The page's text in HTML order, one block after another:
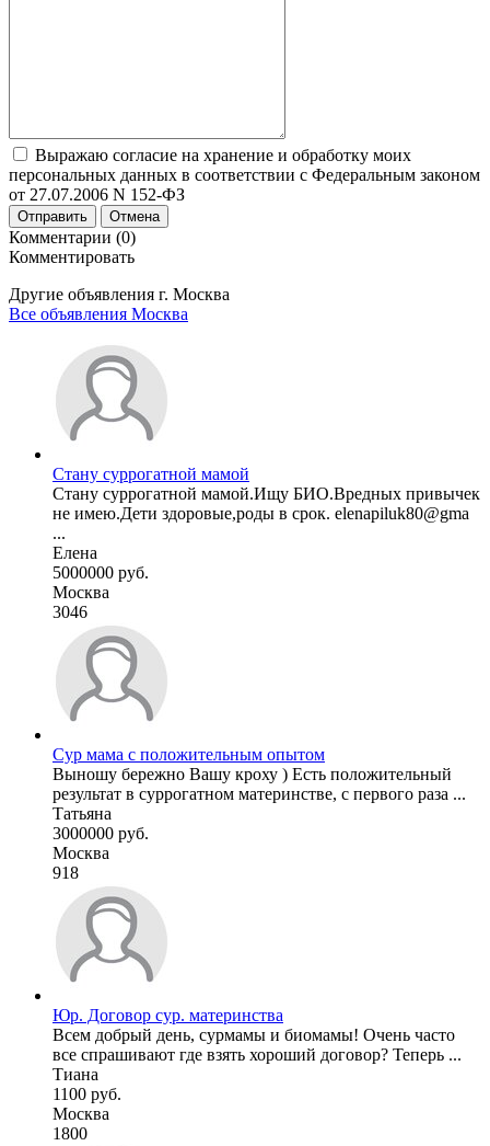
Выражаю согласие на хранение и обработку моих
персональных данных в соответствии с Федеральным законом
от 27.07.2006 N 152-ФЗ
Отправить Отмена
Комментарии (0)
Комментировать
Другие объявления г. Москва
Все объявления Москва
Стану суррогатной мамой
Стану суррогатной мамой.Ищу БИО.Вредных привычек
не имею.Дети здоровые,роды в срок. elenapiluk80@gma
...
Елена
5000000 руб.
Москва
3046
Сур мама с положительным опытом
Выношу бережно Вашу кроху ) Есть положительный
результат в суррогатном материнстве, с первого раза ...
Татьяна
3000000 руб.
Москва
918
Юр. Договор сур. материнства
Всем добрый день, сурмамы и биомамы! Очень часто
все спрашивают где взять хороший договор? Теперь ...
Тиана
1100 руб.
Москва
1800